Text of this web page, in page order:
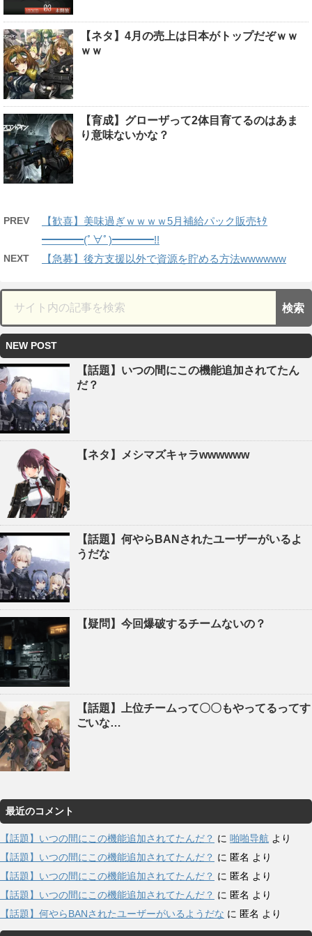
【ネタ】4月の売上は日本がトップだぞｗｗ
ｗｗ
【育成】グローザって2体目育てるのはあま
り意味ないかな？
PREV
【歓喜】美味過ぎｗｗｗｗ5月補給パック販売ｷﾀ
━━━━(ﾟ∀ﾟ)━━━━!!
NEXT 【急募】後方支援以外で資源を貯める方法wwwwww
NEW POST
【話題】いつの間にこの機能追加されてたん
だ？
【ネタ】メシマズキャラwwwwww
【話題】何やらBANされたユーザーがいるよ
うだな
【疑問】今回爆破するチームないの？
【話題】上位チームって〇〇もやってるってす
ごいな…
最近のコメント
【話題】いつの間にこの機能追加されてたんだ？ に 啪啪导航 より
【話題】いつの間にこの機能追加されてたんだ？ に 匿名 より
【話題】いつの間にこの機能追加されてたんだ？ に 匿名 より
【話題】いつの間にこの機能追加されてたんだ？ に 匿名 より
【話題】何やらBANされたユーザーがいるようだな に 匿名 より